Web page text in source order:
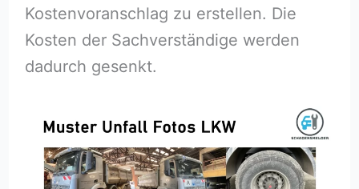
Kostenvoranschlag zu erstellen. Die
Kosten der Sachverständige werden
dadurch gesenkt.